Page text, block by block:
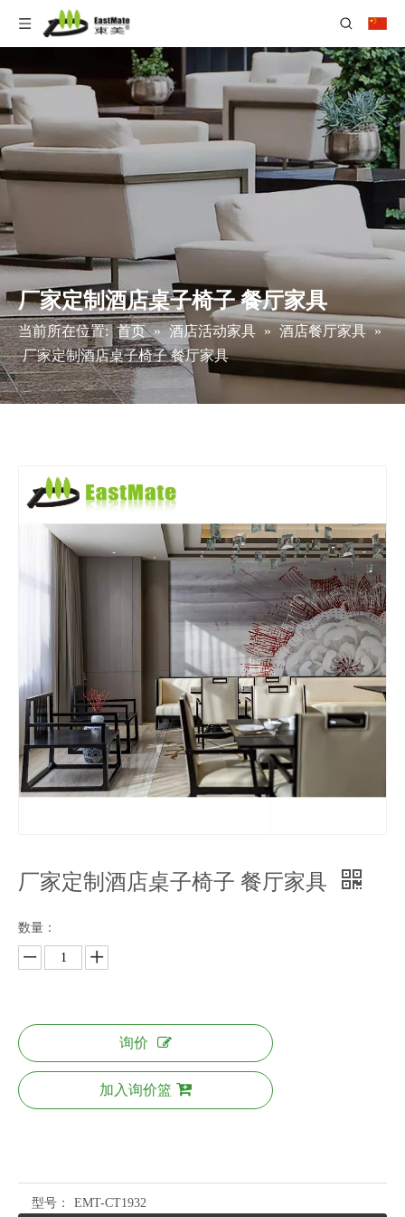
厂家定制酒店桌子椅子 餐厅家具
当前所在位置: 首页 » 酒店活动家具 » 酒店餐厅家具 »
厂家定制酒店桌子椅子 餐厅家具
厂家定制酒店桌子椅子 餐厅家具
数量：
询价
加入询价篮
型号： EMT-CT1932